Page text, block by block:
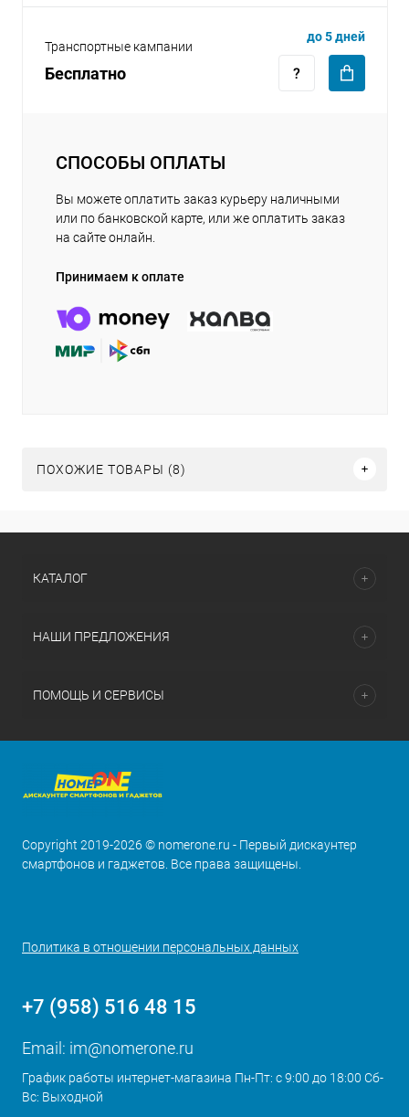
Транспортные кампании
Бесплатно
до 5 дней
СПОСОБЫ ОПЛАТЫ
Вы можете оплатить заказ курьеру наличными
или по банковской карте, или же оплатить заказ
на сайте онлайн.
Принимаем к оплате
ПОХОЖИЕ ТОВАРЫ (8)
раз в 2 недели
КАТАЛОГ
НАШИ ПРЕДЛОЖЕНИЯ
ПОМОЩЬ И СЕРВИСЫ
Copyright 2019-2026 © nomerone.ru - Первый дискаунтер
смартфонов и гаджетов. Все права защищены.
Политика в отношении персональных данных
+7 (958) 516 48 15
Email: im@nomerone.ru
График работы интернет-магазина Пн-Пт: с 9:00 до 18:00 Сб-
Вс: Выходной